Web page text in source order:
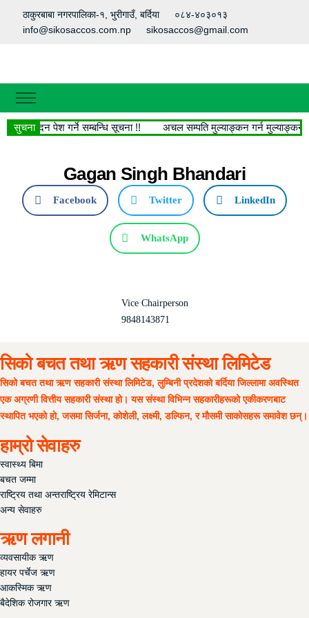
ठाकुरबाबा नगरपालिका-१, भुरीगाउँ, बर्दिया
०८४-४०३०१३
info@sikosaccos.com.np
sikosaccos@gmail.com
गृहपृष्ठ
हाम्रो बारेमा
मानविय श्रोत
हाम्रा सेवाहरु
सामाजिक सेवा
सुचनाआवेदन पेश गर्ने सम्बन्धि सूचना !! अचल सम्पति मुल्याङ्कन गर्न
Gagan Singh Bhandari
Facebook Twitter LinkedIn
WhatsApp
Vice Chairperson
9848143871
सिको बचत तथा ऋण सहकारी संस्था लिमिटेड
सिको बचत तथा ऋण सहकारी संस्था लिमिटेड, लुम्बिनी प्रदेशको बर्दिया जिल्लामा अवस्थित
एक अग्रणी वित्तीय सहकारी संस्था हो। यस संस्था विभिन्न सहकारीहरूको एकीकरणबाट
स्थापित भएको हो, जसमा सिर्जना, कोशेली, लक्ष्मी, डल्फिन, र मौसमी साकोसहरू समावेश छन्।
हाम्रो सेवाहरु
स्वास्थ्य बिमा
बचत जम्मा
राष्ट्रिय तथा अन्तराष्ट्रिय रेमिटान्स
अन्य सेवाहरु
ऋण लगानी
व्यवसायीक ऋण
हायर पर्चेज ऋण
आकस्मिक ऋण
बैदेशिक रोजगार ऋण